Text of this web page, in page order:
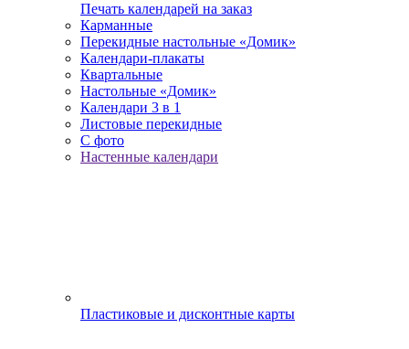
Печать календарей на заказ
Карманные
Перекидные настольные «Домик»
Календари-плакаты
Квартальные
Настольные «Домик»
Календари 3 в 1
Листовые перекидные
С фото
Настенные календари
Пластиковые и дисконтные карты